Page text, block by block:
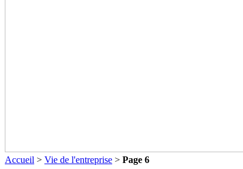
Accueil > Vie de l'entreprise > Page 6